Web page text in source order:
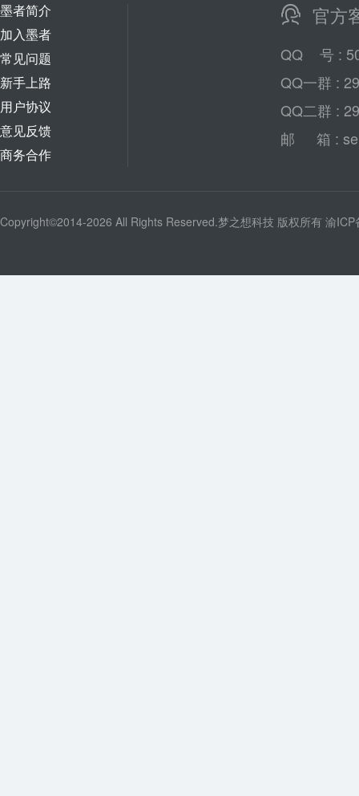
墨者简介
加入墨者
常见问题
新手上路
用户协议
意见反馈
商务合作
官方
QQ 号 :
QQ一群 :
QQ二群 :
邮
箱 :
Copyright©2014-2026 All Rights Reserved.梦之想科技 版权所有 渝ICP